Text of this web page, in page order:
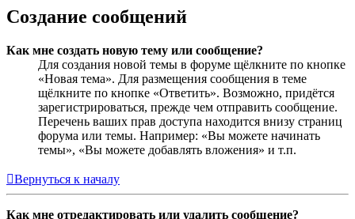
Создание сообщений
Как мне создать новую тему или сообщение?
Для создания новой темы в форуме щёлкните по кнопке
«Новая тема». Для размещения сообщения в теме
щёлкните по кнопке «Ответить». Возможно, придётся
зарегистрироваться, прежде чем отправить сообщение.
Перечень ваших прав доступа находится внизу страниц
форума или темы. Например: «Вы можете начинать
темы», «Вы можете добавлять вложения» и т.п.
Вернуться к началу
Как мне отредактировать или удалить сообщение?